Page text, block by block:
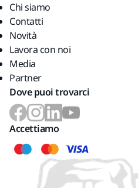
Chi siamo
Contatti
Novità
Lavora con noi
Media
Partner
Dove puoi trovarci
Accettiamo